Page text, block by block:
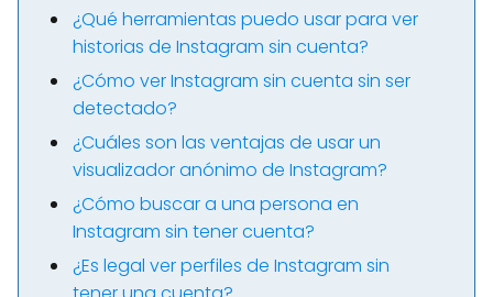
¿Qué herramientas puedo usar para ver
historias de Instagram sin cuenta?
¿Cómo ver Instagram sin cuenta sin ser
detectado?
¿Cuáles son las ventajas de usar un
visualizador anónimo de Instagram?
¿Cómo buscar a una persona en
Instagram sin tener cuenta?
¿Es legal ver perfiles de Instagram sin